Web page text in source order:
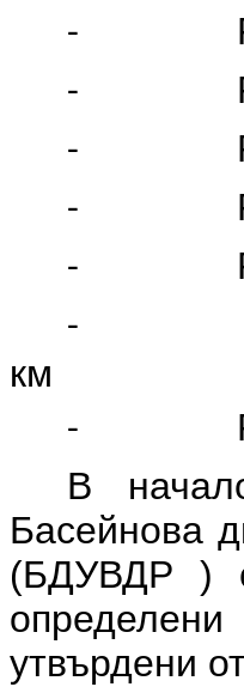
-
-
-
-
-
-
км
-
В
Басейнова
(БДУВДР)
утвърдени